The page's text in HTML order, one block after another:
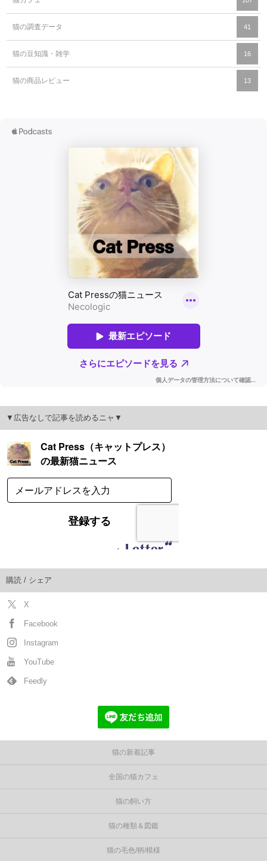
猫の調査データ 41
猫の豆知識・雑学 16
猫の商品レビュー 13
▼広告なしで記事を読めるニャ▼
購読 / シェア
X
Facebook
Instagram
YouTube
Feedly
猫の新着記事
全国の猫カフェ
猫の飼い方
猫の種類＆図鑑
猫の毛色/柄/模様